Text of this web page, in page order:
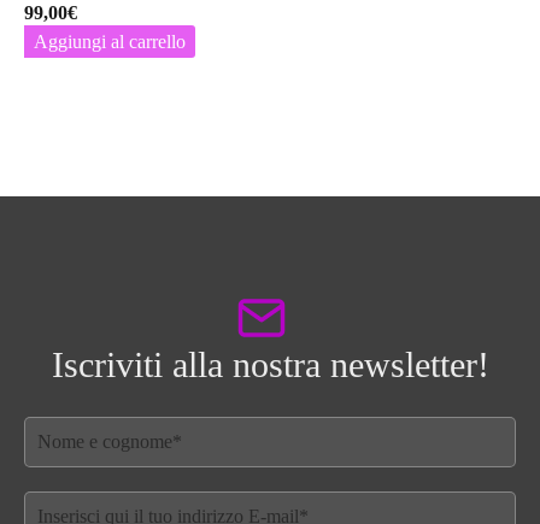
99,00€
Aggiungi al carrello
Iscriviti alla nostra newsletter!